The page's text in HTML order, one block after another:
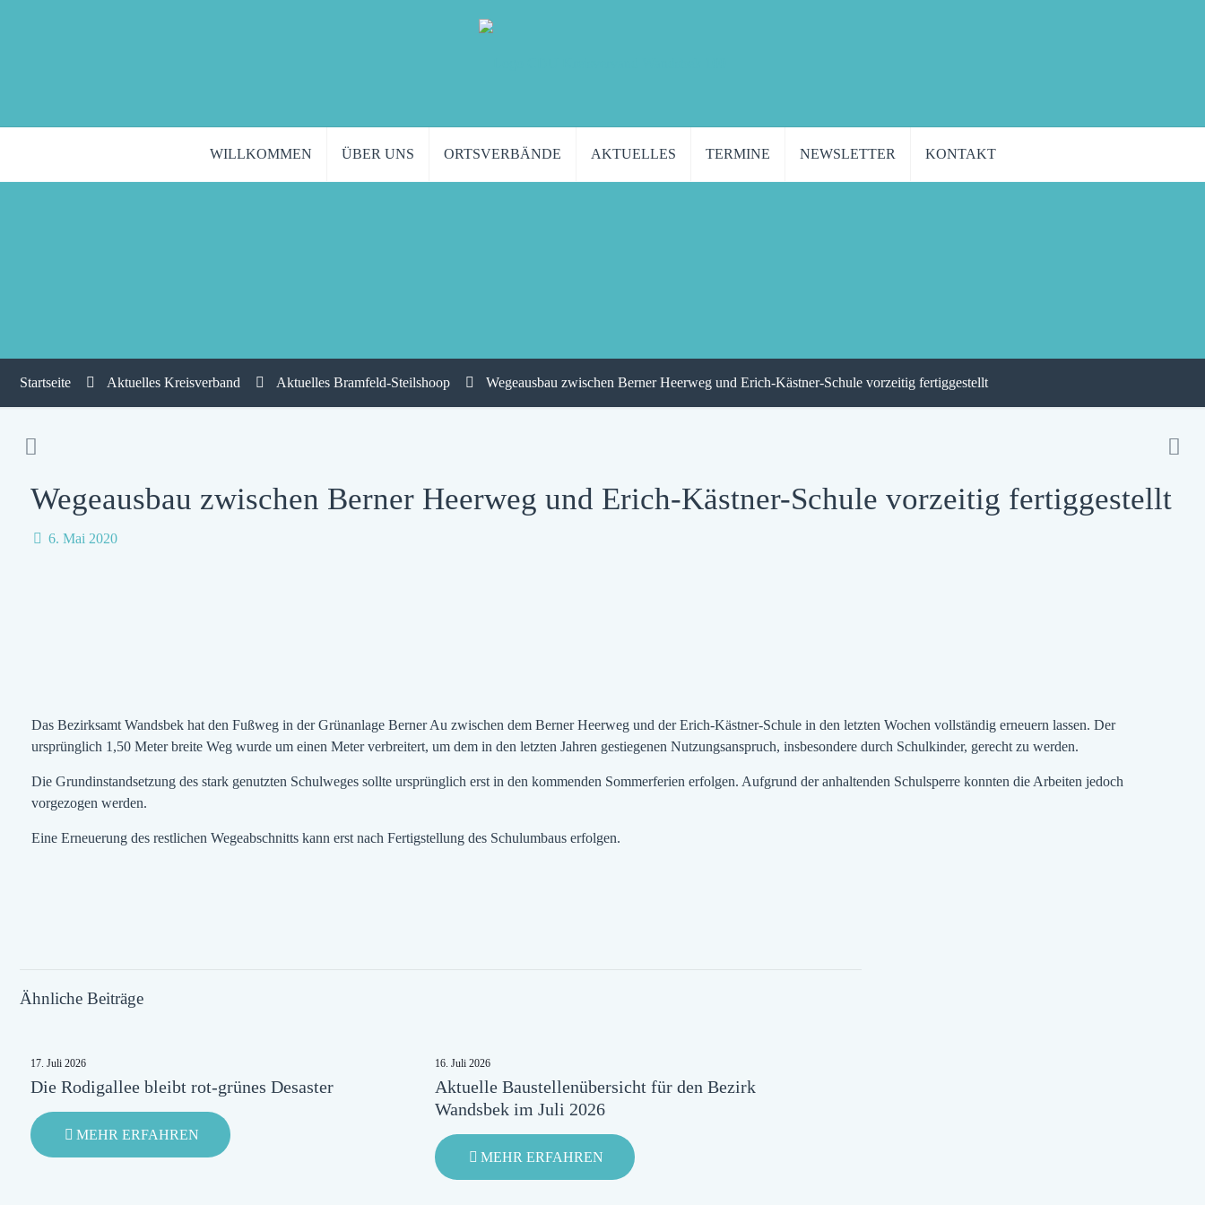
WILLKOMMEN ÜBER UNS ORTSVERBÄNDE AKTUELLES TERMINE NEWSLETTER KONTAKT
Startseite Aktuelles Kreisverband Aktuelles Bramfeld-Steilshoop Wegeausbau zwischen Berner Heerweg und Erich-Kästner-Schule vorzeitig fertiggestellt
Wegeausbau zwischen Berner Heerweg und Erich-Kästner-Schule vorzeitig fertiggestellt
6. Mai 2020
Das Bezirksamt Wandsbek hat den Fußweg in der Grünanlage Berner Au zwischen dem Berner Heerweg und der Erich-Kästner-Schule in den letzten Wochen vollständig erneuern lassen. Der
ursprünglich 1,50 Meter breite Weg wurde um einen Meter verbreitert, um dem in den letzten Jahren gestiegenen Nutzungsanspruch, insbesondere durch Schulkinder, gerecht zu werden.
Die Grundinstandsetzung des stark genutzten Schulweges sollte ursprünglich erst in den kommenden Sommerferien erfolgen. Aufgrund der anhaltenden Schulsperre konnten die Arbeiten jedoch
vorgezogen werden.
Eine Erneuerung des restlichen Wegeabschnitts kann erst nach Fertigstellung des Schulumbaus erfolgen.
Ähnliche Beiträge
17. Juli 2026
Die Rodigallee bleibt rot-grünes Desaster
MEHR ERFAHREN
DIE
16. Juli 2026
Aktuelle Baustellenübersicht für den Bezirk
Wandsbek im Juli 2026
MEHR ERFAHREN-
AKTUELLE